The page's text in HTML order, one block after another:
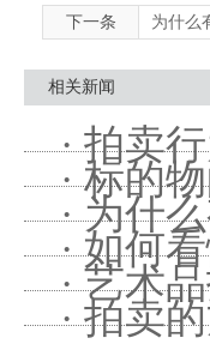
下一条 为什么
相关新闻
· 拍卖
· 标的
· 为什
· 如何
· 艺术
· 拍卖